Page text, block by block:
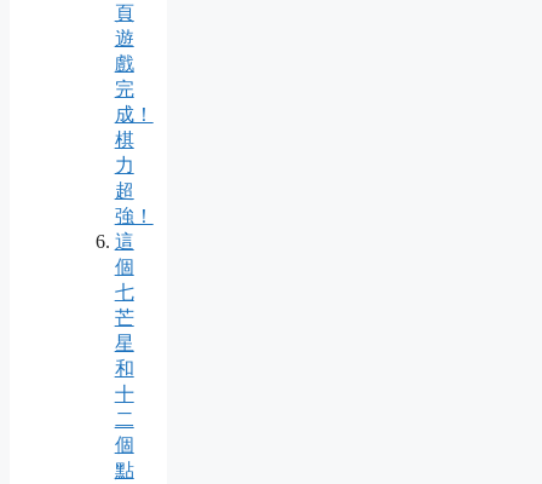
頁
遊
戲
完
成！
棋
力
超
強！
這
個
七
芒
星
和
十
二
個
點